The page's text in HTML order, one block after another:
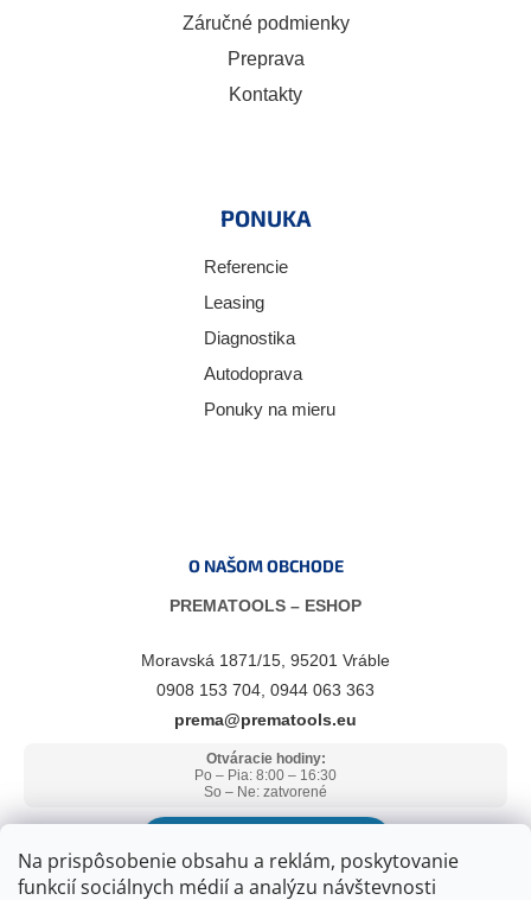
Na prispôsobenie obsahu a reklám, poskytovanie
funkcií sociálnych médií a analýzu návštevnosti
Záručné podmienky
Preprava
Kontakty
PONUKA
Referencie
Leasing
Diagnostika
Autodoprava
Ponuky na mieru
O NAŠOM OBCHODE
PREMATOOLS – ESHOP
Moravská 1871/15, 95201 Vráble
0908 153 704, 0944 063 363
prema@prematools.eu
Otváracie hodiny:
Po – Pia: 8:00 – 16:30
So – Ne: zatvorené